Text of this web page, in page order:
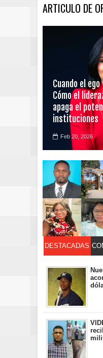
ARTICULO DE
Cuando el
Cómo el
apaga el
instituciones
Feb 20, 2026
DESTACADAS